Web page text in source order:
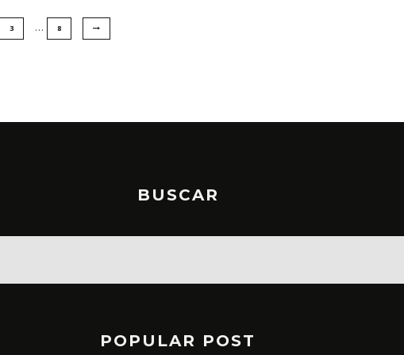
3 … 8
BUSCAR
POPULAR POST